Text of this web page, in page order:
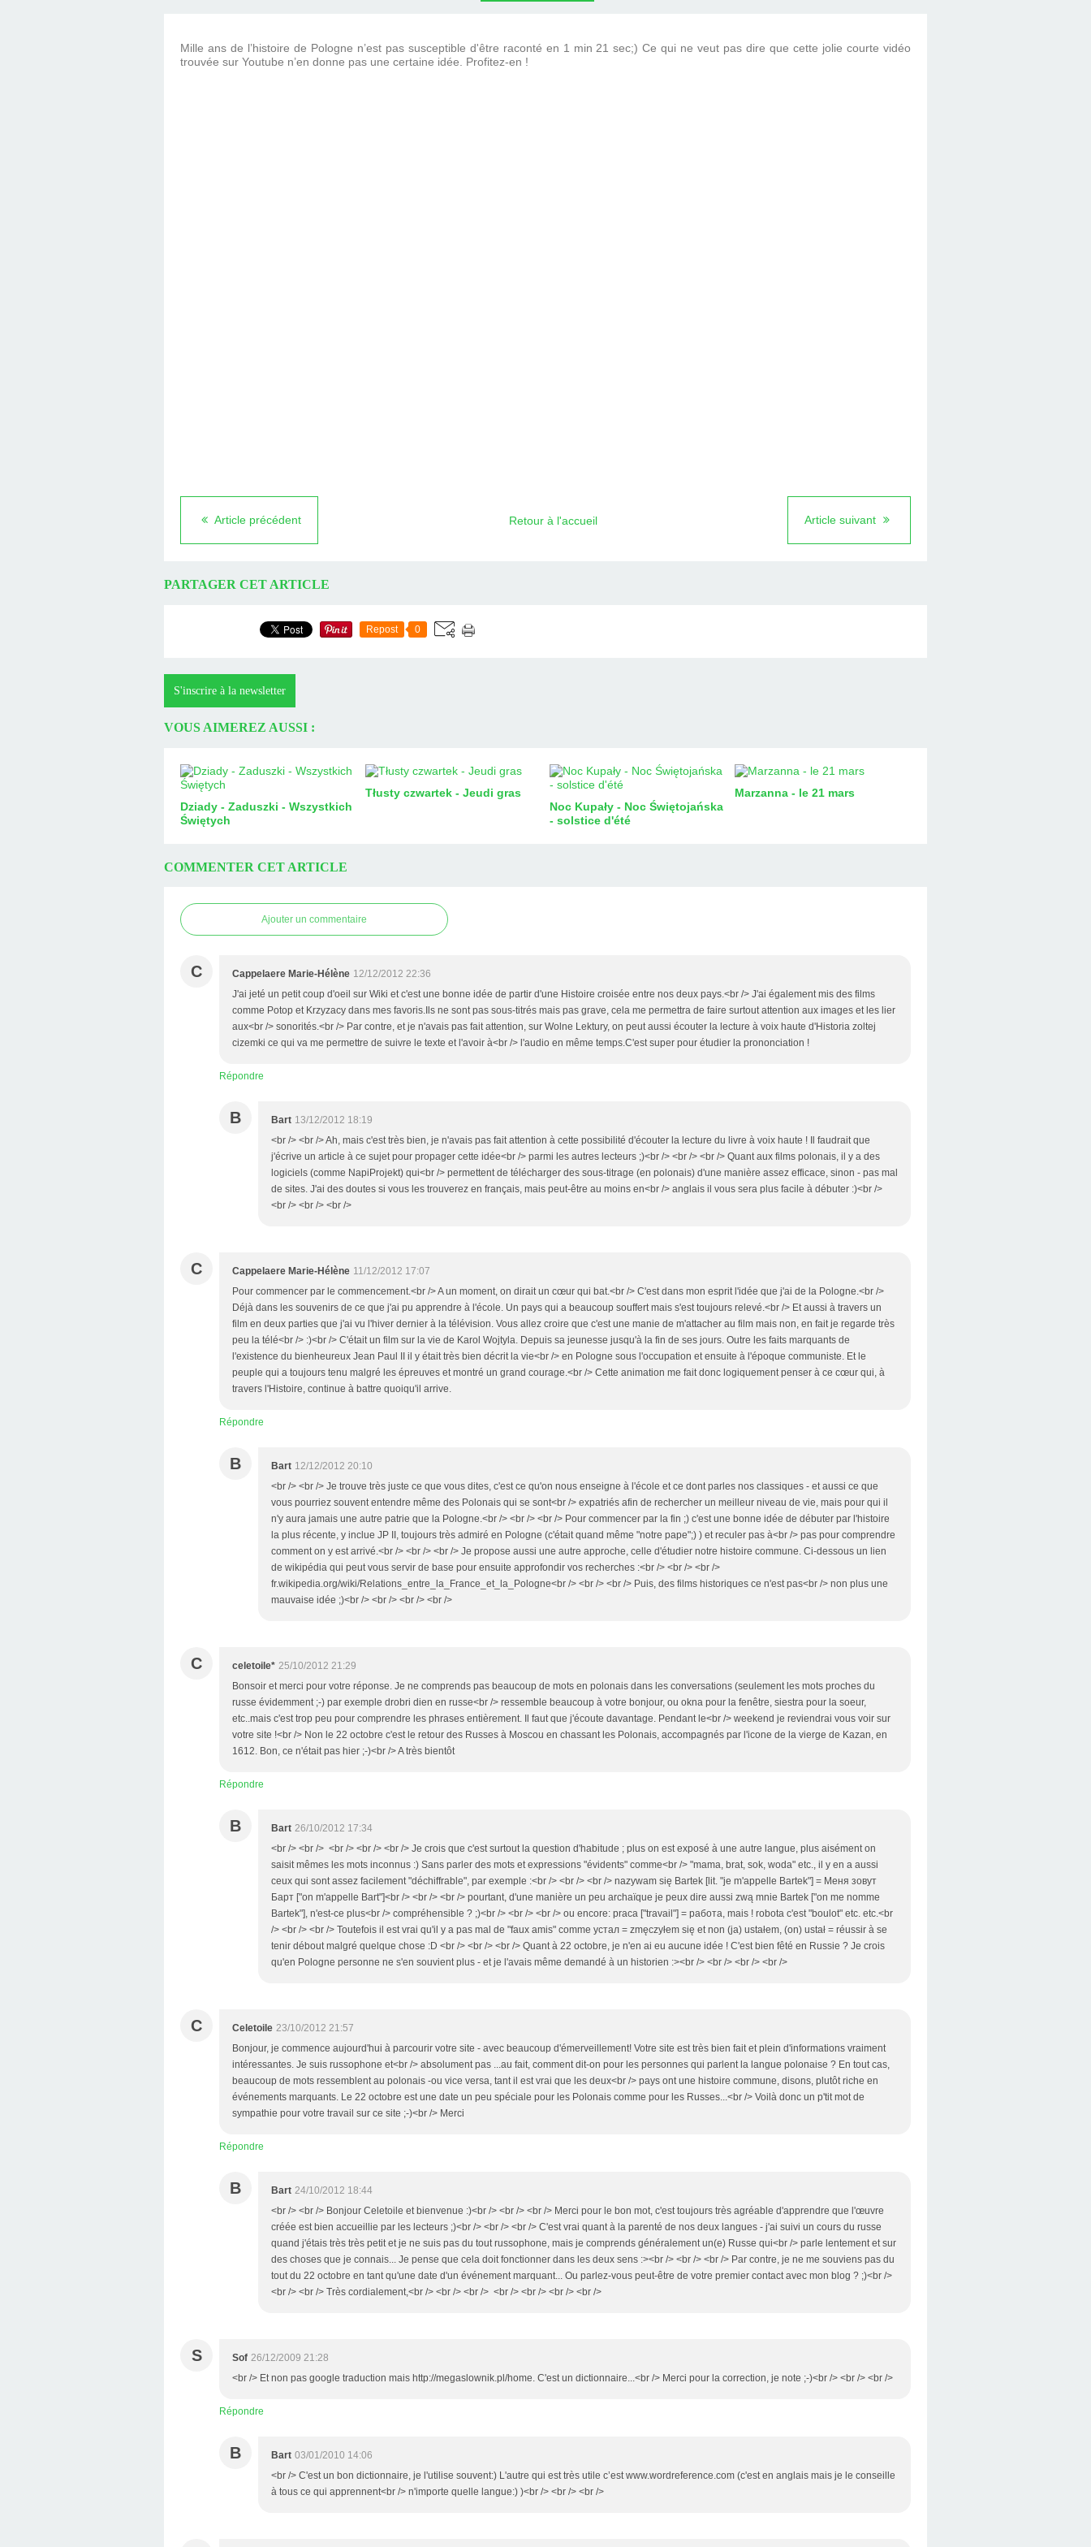
Mille ans de l’histoire de Pologne n’est pas susceptible d'être raconté en 1 min 21 sec;) Ce qui ne veut pas dire que cette jolie courte vidéo
trouvée sur Youtube n’en donne pas une certaine idée. Profitez-en !
Article précédent Article suivant
Retour à l'accueil
PARTAGER CET ARTICLE
Repost 0
S'inscrire à la newsletter
VOUS AIMEREZ AUSSI :
Dziady - Zaduszki - Wszystkich
Świętych
Tłusty czwartek - Jeudi gras
Noc Kupały - Noc Świętojańska
- solstice d'été
Marzanna - le 21 mars
COMMENTER CET ARTICLE
Ajouter un commentaire
C Cappelaere Marie-Hélène 12/12/2012 22:36
J'ai jeté un petit coup d'oeil sur Wiki et c'est une bonne idée de partir d'une Histoire croisée entre nos deux pays.<br /> J'ai également mis des films
comme Potop et Krzyzacy dans mes favoris.Ils ne sont pas sous-titrés mais pas grave, cela me permettra de faire surtout attention aux images et les lier
aux<br /> sonorités.<br /> Par contre, et je n'avais pas fait attention, sur Wolne Lektury, on peut aussi écouter la lecture à voix haute d'Historia zoltej
cizemki ce qui va me permettre de suivre le texte et l'avoir à<br /> l'audio en même temps.C'est super pour étudier la prononciation !
Répondre
B Bart 13/12/2012 18:19
<br /> <br /> Ah, mais c'est très bien, je n'avais pas fait attention à cette possibilité d'écouter la lecture du livre à voix haute ! Il faudrait que
j'écrive un article à ce sujet pour propager cette idée<br /> parmi les autres lecteurs ;)<br /> <br /> <br /> Quant aux films polonais, il y a des
logiciels (comme NapiProjekt) qui<br /> permettent de télécharger des sous-titrage (en polonais) d'une manière assez efficace, sinon - pas mal
de sites. J'ai des doutes si vous les trouverez en français, mais peut-être au moins en<br /> anglais il vous sera plus facile à débuter :)<br />
<br /> <br /> <br />
C Cappelaere Marie-Hélène 11/12/2012 17:07
Pour commencer par le commencement.<br /> A un moment, on dirait un cœur qui bat.<br /> C'est dans mon esprit l'idée que j'ai de la Pologne.<br />
Déjà dans les souvenirs de ce que j'ai pu apprendre à l'école. Un pays qui a beaucoup souffert mais s'est toujours relevé.<br /> Et aussi à travers un
film en deux parties que j'ai vu l'hiver dernier à la télévision. Vous allez croire que c'est une manie de m'attacher au film mais non, en fait je regarde très
peu la télé<br /> :)<br /> C'était un film sur la vie de Karol Wojtyla. Depuis sa jeunesse jusqu'à la fin de ses jours. Outre les faits marquants de
l'existence du bienheureux Jean Paul II il y était très bien décrit la vie<br /> en Pologne sous l'occupation et ensuite à l'époque communiste. Et le
peuple qui a toujours tenu malgré les épreuves et montré un grand courage.<br /> Cette animation me fait donc logiquement penser à ce cœur qui, à
travers l'Histoire, continue à battre quoiqu'il arrive.
Répondre
B Bart 12/12/2012 20:10
<br /> <br /> Je trouve très juste ce que vous dites, c'est ce qu'on nous enseigne à l'école et ce dont parles nos classiques - et aussi ce que
vous pourriez souvent entendre même des Polonais qui se sont<br /> expatriés afin de rechercher un meilleur niveau de vie, mais pour qui il
n'y aura jamais une autre patrie que la Pologne.<br /> <br /> <br /> Pour commencer par la fin ;) c'est une bonne idée de débuter par l'histoire
la plus récente, y inclue JP II, toujours très admiré en Pologne (c'était quand même "notre pape";) ) et reculer pas à<br /> pas pour comprendre
comment on y est arrivé.<br /> <br /> <br /> Je propose aussi une autre approche, celle d'étudier notre histoire commune. Ci-dessous un lien
de wikipédia qui peut vous servir de base pour ensuite approfondir vos recherches :<br /> <br /> <br />
fr.wikipedia.org/wiki/Relations_entre_la_France_et_la_Pologne<br /> <br /> <br /> Puis, des films historiques ce n'est pas<br /> non plus une
mauvaise idée ;)<br /> <br /> <br /> <br />
C celetoile* 25/10/2012 21:29
Bonsoir et merci pour votre réponse. Je ne comprends pas beaucoup de mots en polonais dans les conversations (seulement les mots proches du
russe évidemment ;-) par exemple drobri dien en russe<br /> ressemble beaucoup à votre bonjour, ou okna pour la fenêtre, siestra pour la soeur,
etc..mais c'est trop peu pour comprendre les phrases entièrement. Il faut que j'écoute davantage. Pendant le<br /> weekend je reviendrai vous voir sur
votre site !<br /> Non le 22 octobre c'est le retour des Russes à Moscou en chassant les Polonais, accompagnés par l'icone de la vierge de Kazan, en
1612. Bon, ce n'était pas hier ;-)<br /> A très bientôt
Répondre
B Bart 26/10/2012 17:34
<br /> <br /> <br /> <br /> <br /> Je crois que c'est surtout la question d'habitude ; plus on est exposé à une autre langue, plus aisément on
saisit mêmes les mots inconnus :) Sans parler des mots et expressions "évidents" comme<br /> "mama, brat, sok, woda" etc., il y en a aussi
ceux qui sont assez facilement "déchiffrable", par exemple :<br /> <br /> <br /> nazywam się Bartek [lit. "je m'appelle Bartek"] = Меня зовут
Барт ["on m'appelle Bart"]<br /> <br /> <br /> pourtant, d'une manière un peu archaïque je peux dire aussi zwą mnie Bartek ["on me nomme
Bartek"], n'est-ce plus<br /> compréhensible ? ;)<br /> <br /> <br /> ou encore: praca ["travail"] = работа, mais ! robota c'est "boulot" etc. etc.<br
/> <br /> <br /> Toutefois il est vrai qu'il y a pas mal de "faux amis" comme устал = zmęczyłem się et non (ja) ustałem, (on) ustał = réussir à se
tenir débout malgré quelque chose :D <br /> <br /> <br /> Quant à 22 octobre, je n'en ai eu aucune idée ! C'est bien fêté en Russie ? Je crois
qu'en Pologne personne ne s'en souvient plus - et je l'avais même demandé à un historien :><br /> <br /> <br /> <br />
C Celetoile 23/10/2012 21:57
Bonjour, je commence aujourd'hui à parcourir votre site - avec beaucoup d'émerveillement! Votre site est très bien fait et plein d'informations vraiment
intéressantes. Je suis russophone et<br /> absolument pas ...au fait, comment dit-on pour les personnes qui parlent la langue polonaise ? En tout cas,
beaucoup de mots ressemblent au polonais -ou vice versa, tant il est vrai que les deux<br /> pays ont une histoire commune, disons, plutôt riche en
événements marquants. Le 22 octobre est une date un peu spéciale pour les Polonais comme pour les Russes...<br /> Voilà donc un p'tit mot de
sympathie pour votre travail sur ce site ;-)<br /> Merci
Répondre
B Bart 24/10/2012 18:44
<br /> <br /> Bonjour Celetoile et bienvenue :)<br /> <br /> <br /> Merci pour le bon mot, c'est toujours très agréable d'apprendre que l'œuvre
créée est bien accueillie par les lecteurs ;)<br /> <br /> <br /> C'est vrai quant à la parenté de nos deux langues - j'ai suivi un cours du russe
quand j'étais très très petit et je ne suis pas du tout russophone, mais je comprends généralement un(e) Russe qui<br /> parle lentement et sur
des choses que je connais... Je pense que cela doit fonctionner dans les deux sens :><br /> <br /> <br /> Par contre, je ne me souviens pas du
tout du 22 octobre en tant qu'une date d'un événement marquant... Ou parlez-vous peut-être de votre premier contact avec mon blog ? ;)<br />
<br /> <br /> Très cordialement,<br /> <br /> <br /> <br /> <br /> <br /> <br />
S Sof 26/12/2009 21:28
<br /> Et non pas google traduction mais http://megaslownik.pl/home. C'est un dictionnaire...<br /> Merci pour la correction, je note ;-)<br /> <br /> <br />
Répondre
B Bart 03/01/2010 14:06
<br /> C'est un bon dictionnaire, je l'utilise souvent:) L'autre qui est très utile c’est www.wordreference.com (c'est en anglais mais je le conseille
à tous ce qui apprennent<br /> n'importe quelle langue:) )<br /> <br /> <br />